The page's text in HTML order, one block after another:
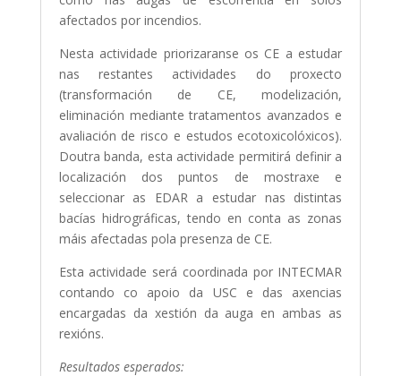
afectados por incendios.
Nesta actividade priorizaranse os CE a estudar
nas restantes actividades do proxecto
(transformación de CE, modelización,
eliminación mediante tratamentos avanzados e
avaliación de risco e estudos ecotoxicolóxicos).
Doutra banda, esta actividade permitirá definir a
localización dos puntos de mostraxe e
seleccionar as EDAR a estudar nas distintas
bacías hidrográficas, tendo en conta as zonas
máis afectadas pola presenza de CE.
Esta actividade será coordinada por INTECMAR
contando co apoio da USC e das axencias
encargadas da xestión da auga en ambas as
rexións.
Resultados esperados: